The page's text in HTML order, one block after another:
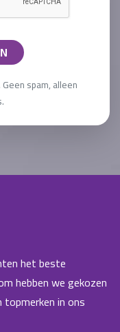
spam, alleen
het beste
hebben we gekozen
topmerken in ons